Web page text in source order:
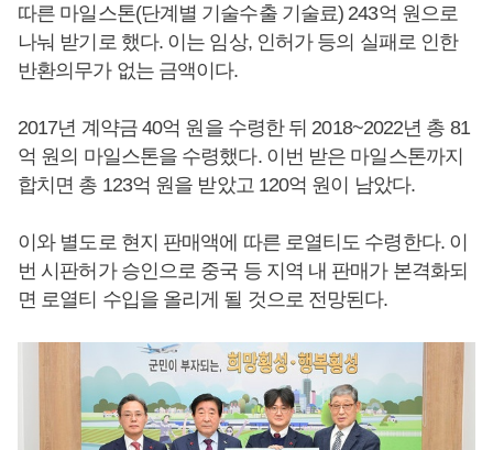
따른 마일스톤(단계별 기술수출 기술료) 243억 원으로
나눠 받기로 했다. 이는 임상, 인허가 등의 실패로 인한
반환의무가 없는 금액이다.
2017년 계약금 40억 원을 수령한 뒤 2018~2022년 총 81
억 원의 마일스톤을 수령했다. 이번 받은 마일스톤까지
합치면 총 123억 원을 받았고 120억 원이 남았다.
이와 별도로 현지 판매액에 따른 로열티도 수령한다. 이
번 시판허가 승인으로 중국 등 지역 내 판매가 본격화되
면 로열티 수입을 올리게 될 것으로 전망된다.